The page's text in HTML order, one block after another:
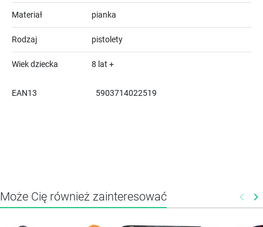
Materiał pianka
Rodzaj pistolety
Wiek dziecka 8 lat +
EAN13 5903714022519
Może Cię również zainteresować keyboard_arrow_left keyboard_arrow_right